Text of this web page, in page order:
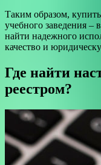
Таким образом,
учебного заведения –
найти надежного
качество и
Где найти
реестром?